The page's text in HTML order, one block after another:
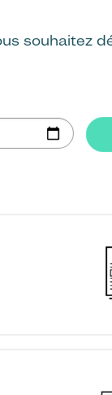
souhaitez